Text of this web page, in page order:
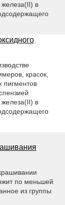
в
красок,
пигментов
в
по меньшей
из группы